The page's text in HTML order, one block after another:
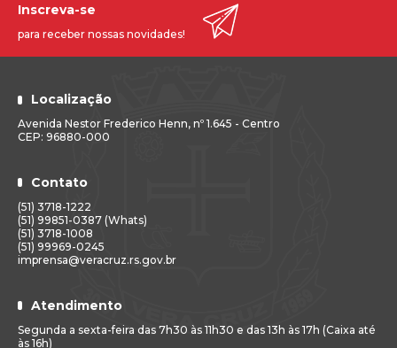
Localização
Avenida Nestor Frederico Henn, nº 1.645 - Centro
CEP: 96880-000
Contato
(51) 3718-1222
(51) 99851-0387 (Whats)
(51) 3718-1008
(51) 99969-0245
imprensa@veracruz.rs.gov.br
Atendimento
Segunda a sexta-feira das 7h30 às 11h30 e das 13h às 17h (Caixa até
às 16h)
Inscreva-se
para receber nossas novidades!